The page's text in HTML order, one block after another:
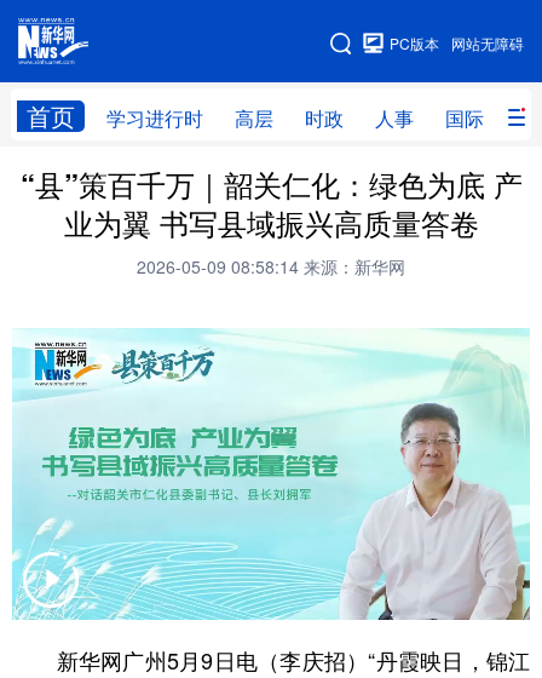
网站无障碍
PC版本
首页 学习进行时 高层 时政 人事 国际 财
网站地图
学习进行时 高层 时政 人事
国际 财经 网评 港澳
全球连线
科技 科创 量子 体育
文化 书画 军事
访谈 视频 政务
法律 中央文件 汽车
食品 人居 信息化 数字经济
学术中国 乡村振兴 银龄 溯源中国
“县”策百千万｜韶关仁化：绿色为底 产
业为翼 书写县域振兴高质量答卷
2026-05-09 08:58:14 来源：新华网
新华网广州5月9日电（李庆招）“丹霞映日，锦江